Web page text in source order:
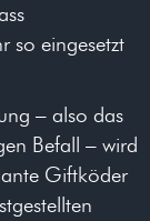
so eingesetzt
– also das
Befall – wird
Giftköder